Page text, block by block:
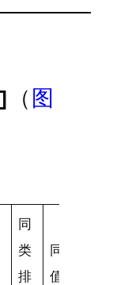
图
同
类
排
同类均
值